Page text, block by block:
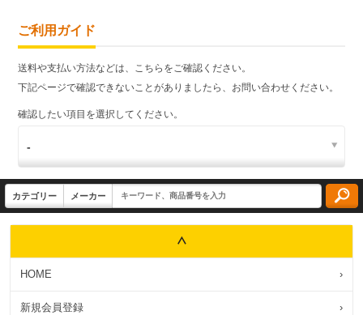
ご利用ガイド
送料や支払い方法などは、こちらをご確認ください。
下記ページで確認できないことがありましたら、お問い合わせください。
確認したい項目を選択してください。
HOME ›
新規会員登録 ›